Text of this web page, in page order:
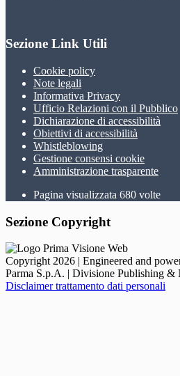
Sezione Link Utili
Cookie policy
Note legali
Informativa Privacy
Ufficio Relazioni con il Pubblico
Dichiarazione di accessibilità
Obiettivi di accessibilità
Whistleblowing
Gestione consensi cookie
Amministrazione trasparente
Pagina visualizzata 680 volte
Sezione Copyright
Copyright 2026 | Engineered and
Parma S.p.A. | Divisione Publishing &
Disclaimer trattamento dati personali